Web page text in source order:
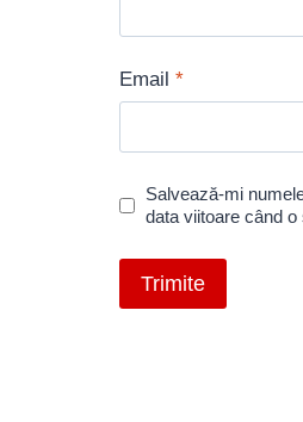
Email *
Salvează-mi
data viitoare când